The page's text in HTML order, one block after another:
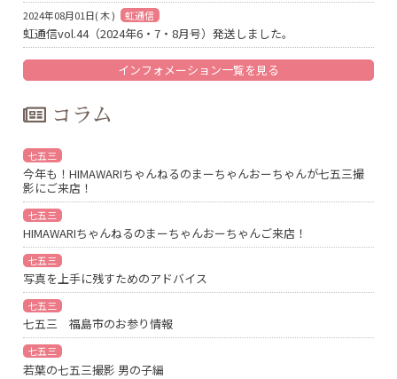
2024年08月01日( 木 ) 虹通信
虹通信vol.44（2024年6・7・8月号）発送しました。
インフォメーション一覧を見る
コラム
七五三
今年も！HIMAWARIちゃんねるのまーちゃんおーちゃんが七五三撮
影にご来店！
七五三
HIMAWARIちゃんねるのまーちゃんおーちゃんご来店！
七五三
写真を上手に残すためのアドバイス
七五三
七五三 福島市のお参り情報
七五三
若葉の七五三撮影 男の子編